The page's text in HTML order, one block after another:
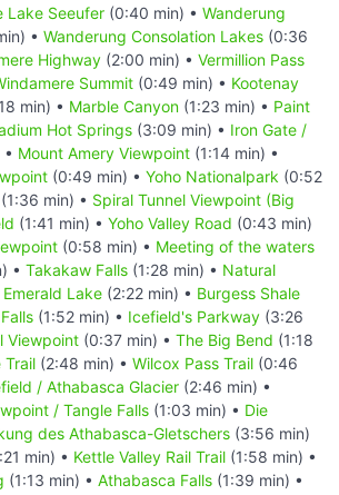
Lake Seeufer (0:40 min) • Wanderung
• Wanderung Consolation Lakes (0:36
Highway (2:00 min) • Vermillion Pass
Summit (0:49 min) • Kootenay
min) • Marble Canyon (1:23 min) • Paint
Hot Springs (3:09 min) • Iron Gate /
Mount Amery Viewpoint (1:14 min) •
(0:49 min) • Yoho Nationalpark (0:52
(1:36 min) • Spiral Tunnel Viewpoint (Big
(1:41 min) • Yoho Valley Road (0:43 min)
(0:58 min) • Meeting of the waters
• Takakaw Falls (1:28 min) • Natural
Emerald Lake (2:22 min) • Burgess Shale
(1:52 min) • Icefield's Parkway (3:26
Viewpoint (0:37 min) • The Big Bend (1:18
Trail (2:48 min) • Wilcox Pass Trail (0:46
/ Athabasca Glacier (2:46 min) •
/ Tangle Falls (1:03 min) • Die
des Athabasca-Gletschers (3:56 min)
min) • Kettle Valley Rail Trail (1:58 min) •
(1:13 min) • Athabasca Falls (1:39 min) •